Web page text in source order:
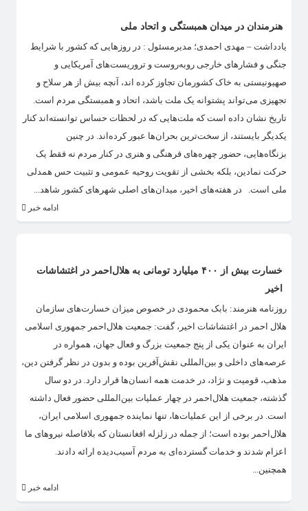
هنرمندان در میدان همبستگی و اتحاد ملی
یادداشت – مهدی احمدی؛ مدیرمسئول : در روزهایی که کشور با شرایط
جنگی و فشارهای خارجی روبه‌روست و تروریست‌های آمریکایی و
صهیونیستی به خاک کشورمان تجاوز کرده اند، آنچه بیش از هر سلاح و
تجهیزی می‌تواند پشتوانه یک ملت باشد، اتحاد و همبستگی مردم است.
تاریخ نشان داده است که ملت‌هایی که در لحظات حساس توانسته‌اند کنار
یکدیگر بایستند، از سخت‌ترین بحران‌ها عبور کرده‌اند. در چنین
بزنگاه‌هایی، حضور چهره‌های فرهنگی و هنری در کنار مردم نه فقط یک
حرکت نمادین، بلکه بخشی از تقویت روحیه عمومی و تثبیت حس همدلی
ملی است. در هفته‌های اخیر، میدان‌های اصلی شهرهای کشور شاهد...
ادامه خبر
خسارت بیش از ۴۰۰ میلیارد تومانی به هلال‌احمر در اغتشاشات
اخیر
روزنامه هنرمند: بابک محمودی در خصوص میزان خسارت‌های سازمان
هلال احمر در اغتشاشات اخیر، گفت: جمعیت هلال‌احمر جمهوری اسلامی
ایران به‌ عنوان یکی از پنج جمعیت بزرگ و فعال جهان، همواره در
عرصه‌های داخلی و بین‌المللی نقش‌آفرین بوده و بدون در نظر گرفتن دین،
مذهب، قومیت و نژاد، در خدمت همه انسان‌ها قرار دارد. در دو سال
گذشته، جمعیت هلال‌احمر در چهار عملیات بین‌المللی حضور فعال داشته
است. در برخی از این عملیات‌ها، تنها نماینده جمهوری اسلامی ایران،
هلال‌احمر بوده است؛ از جمله در زلزله افغانستان که بلافاصله نیرو‌های ما
اعزام شدند و خدمات گسترده‌ای به مردم آسیب‌دیده ارائه دادند.
همچنین...
ادامه خبر